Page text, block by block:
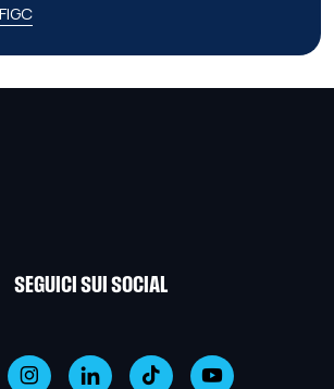
SEGUICI SUI SOCIAL